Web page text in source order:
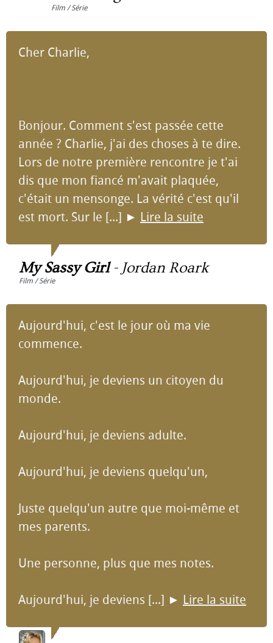
Film / Série
Cher Charlie,
Bonjour. Comment s'est passée cette
année ? Charlie, j'ai des choses à te dire.
Lors de notre première rencontre je t'ai
dis que mon fiancé m'avait plaquée,
c'était un mensonge. La vérité c'est qu'il
est mort. Sur le [...] ► Lire la suite
My Sassy Girl- Jordan Roark
Film / Série
Aujourd'hui, c'est le jour où ma vie
commence.
Aujourd'hui, je deviens un citoyen du
monde.
Aujourd'hui, je deviens adulte.
Aujourd'hui, je deviens quelqu'un,
Juste quelqu'un autre que moi-même et
mes parents.
Une personne, plus que mes notes.
Aujourd'hui, je deviens [...] ► Lire la suite